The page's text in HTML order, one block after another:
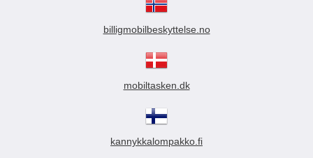
billigmobilbeskyttelse.no
mobiltasken.dk
kannykkalompakko.fi